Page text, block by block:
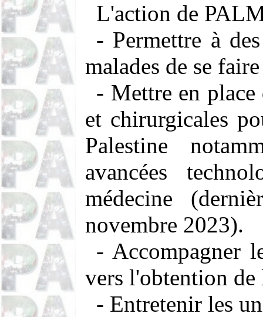
L'action de
- Permettre à
malades de se
- Mettre en place
et chirurgicales
Palestine
avancées
médecine
novembre 2023).
- Accompagner
vers l'obtention
- Entretenir les